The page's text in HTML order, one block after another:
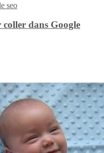
seo
coller dans Google